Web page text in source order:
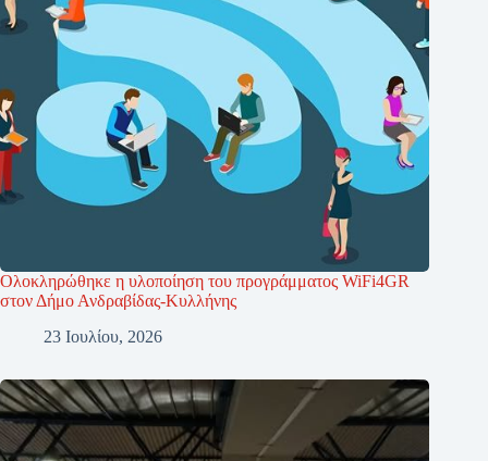
Ολοκληρώθηκε η υλοποίηση του προγράμματος WiFi4GR
στον Δήμο Ανδραβίδας-Κυλλήνης
23 Ιουλίου, 2026